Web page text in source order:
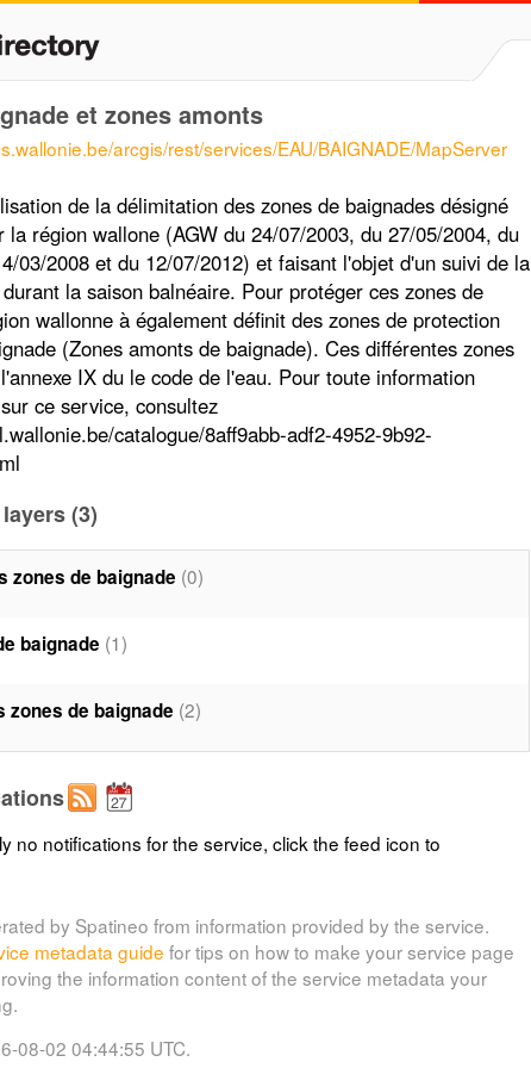
et zones amonts
arcgis/rest/services/EAU/BAIGNADE/MapServer
de la délimitation des zones de baignades désigné
la région wallone (AGW du 24/07/2003, du 27/05/2004, du
03/2008 et du 12/07/2012) et faisant l'objet d'un suivi de la
la saison balnéaire. Pour protéger ces zones de
wallonne à également définit des zones de protection
(Zones amonts de baignade). Ces différentes zones
IX du le code de l'eau. Pour toute information
ce service, consultez
catalogue/8aff9abb-adf2-4952-9b92-
(3)
zones de baignade (0)
baignade (1)
zones de baignade (2)
no notifications for the service, click the feed icon to
by Spatineo from information provided by the service.
metadata guide for tips on how to make your service page
the information content of the service metadata your
08-02 04:44:55 UTC.